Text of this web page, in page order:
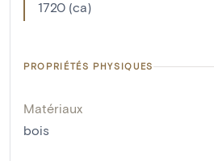
1720 (ca)
PROPRIÉTÉS PHYSIQUES
Matériaux
bois